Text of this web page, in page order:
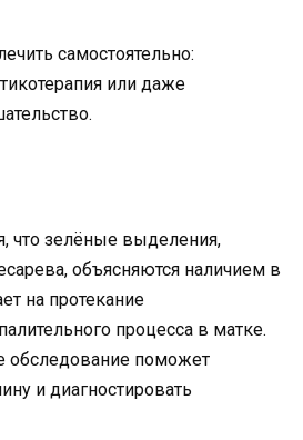
самостоятельно:
или даже
что зелёные выделения,
объясняются наличием в
на протекание
процесса в матке.
обследование поможет
и диагностировать